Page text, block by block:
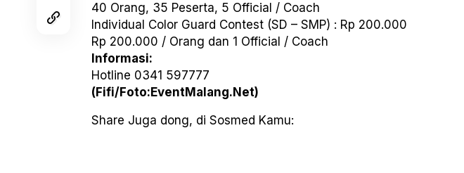
40 Orang, 35 Peserta, 5 Official / Coach
Individual Color Guard Contest (SD – SMP) : Rp 200.000
Rp 200.000 / Orang dan 1 Official / Coach
Informasi:
Hotline 0341 597777
(Fifi/Foto:EventMalang.Net)
Share Juga dong, di Sosmed Kamu: